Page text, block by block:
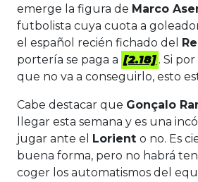
emerge la figura de Marco
futbolista cuya cuota a
el español recién fichado del
portería se paga a [2.18] . Si
que no va a conseguirlo, esto
Cabe destacar que Gonçalo
llegar esta semana y es una
jugar ante el
Lorient o no. Es
buena forma, pero no habrá
coger los automatismos del